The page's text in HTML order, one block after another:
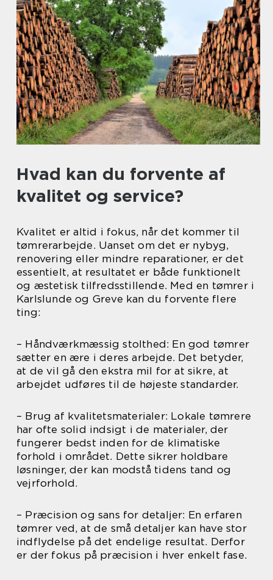
Hvad kan du forvente af
kvalitet og service?
Kvalitet er altid i fokus, når det kommer til
tømrerarbejde. Uanset om det er nybyg,
renovering eller mindre reparationer, er det
essentielt, at resultatet er både funktionelt
og æstetisk tilfredsstillende. Med en tømrer i
Karlslunde og Greve kan du forvente flere
ting:
– Håndværkmæssig stolthed: En god tømrer
sætter en ære i deres arbejde. Det betyder,
at de vil gå den ekstra mil for at sikre, at
arbejdet udføres til de højeste standarder.
– Brug af kvalitetsmaterialer: Lokale tømrere
har ofte solid indsigt i de materialer, der
fungerer bedst inden for de klimatiske
forhold i området. Dette sikrer holdbare
løsninger, der kan modstå tidens tand og
vejrforhold.
– Præcision og sans for detaljer: En erfaren
tømrer ved, at de små detaljer kan have stor
indflydelse på det endelige resultat. Derfor
er der fokus på præcision i hver enkelt fase.